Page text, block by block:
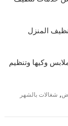
المنزل
وكيها وتنظيم
, شغالات بالشهر